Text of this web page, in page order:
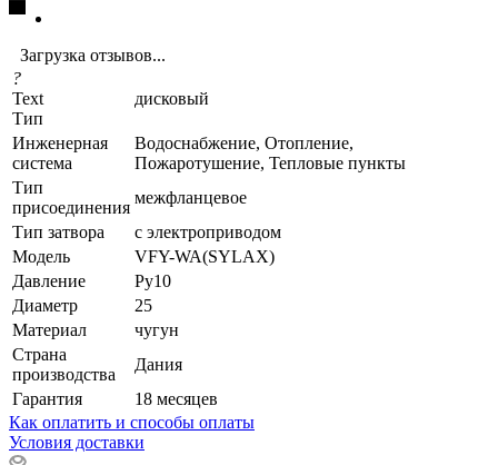
Загрузка отзывов...
?
Text
Тип
дисковый
Инженерная
система
Водоснабжение, Отопление,
Пожаротушение, Тепловые пункты
Тип
присоединения
межфланцевое
Тип затвора
с электроприводом
Модель
VFY-WA(SYLAX)
Давление
Ру10
Диаметр
25
Материал
чугун
Страна
производства
Дания
Гарантия
18 месяцев
Как оплатить и способы оплаты
Условия доставки